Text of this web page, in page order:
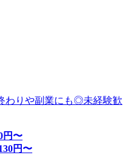
わりや副業にも◎未経験歓
円〜
円〜